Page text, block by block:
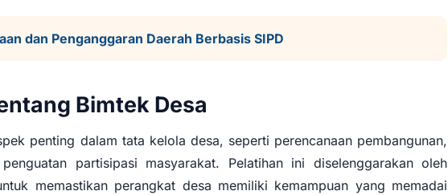
dan Penganggaran Daerah Berbasis SIPD
Bimtek Desa
penting dalam tata kelola desa, seperti perencanaan pembangunan,
partisipasi masyarakat. Pelatihan ini diselenggarakan oleh
memastikan perangkat desa memiliki kemampuan yang memadai